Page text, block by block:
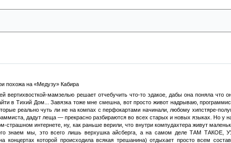
похожа на «Медузу» Кабира
вертихвосткой-мамзелью решает отчебучить что-то эдакое, дабы она поняла что
в Тихий Дом... Завязка тоже мне смешна, вот просто живот надрываю,
реально чуть ли не на компах с перфокартами начинали, любому хипстяре-
дадут леща — прекрасно разбираются во всех старых и новых языках. Но у
интернете, ну, как раньше верили, что внутри компудахтера живут
его знаем мы, это всего лишь верхушка айсберга, а на самом деле ТАМ
на концертах которой происходила всякая трешанина) отдыхает просто всем